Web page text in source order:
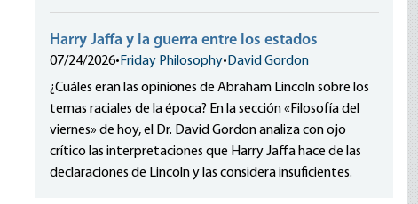
Harry Jaffa y la guerra entre los estados
07/24/2026• Friday Philosophy• David Gordon
¿Cuáles eran las opiniones de Abraham Lincoln sobre los
temas raciales de la época? En la sección «Filosofía del
viernes» de hoy, el Dr. David Gordon analiza con ojo
crítico las interpretaciones que Harry Jaffa hace de las
declaraciones de Lincoln y las considera insuficientes.